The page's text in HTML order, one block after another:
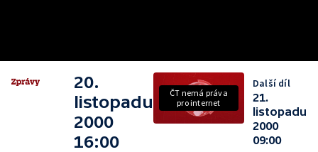
20.
listopadu
2000
16:00
ČT nemá práva
pro internet
Další díl
21.
listopadu
2000
09:00